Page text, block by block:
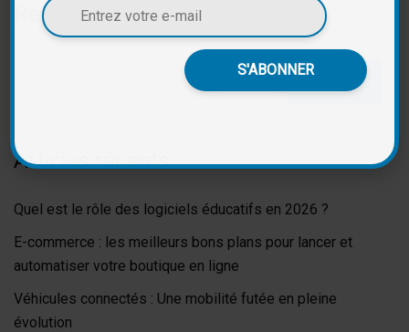
Rechercher
Rechercher
Articles récents
Quel est le rôle des logiciels éducatifs en 2026 ?
E-commerce : les meilleurs bons plans pour lancer et
automatiser votre boutique en ligne
Véhicules connectés : Une mobilité futée en pleine
évolution